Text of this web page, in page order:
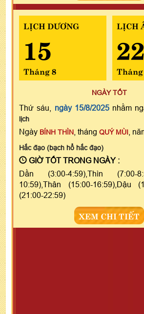
LỊCH DƯƠNG
15
Tháng 8
LỊCH
22
Tháng
NGÀY TỐT
Thứ sáu, ngày 15/8/2025nhằm
lịch
Ngày BÍNH THÌN , tháng QUÝ MÙI ,
Hắc đạo (bạch hổ hắc đạo)
GIỜ TỐT TRONG NGÀY :
Dần (3:00-4:59),Thìn (7:00-
10:59),Thân (15:00-16:59),Dậu
(21:00-22:59)
XEM CHI TIẾT